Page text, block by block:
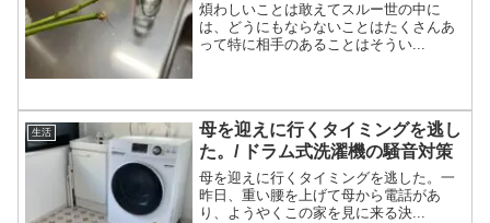
煩わしいことは敢えてスルー世の中に
は、どうにもならないことはたくさんあ
って特に相手のあることはそうい...
生活
母を迎えに行くタイミングを逃し
た。/ ドラム式洗濯機の騒音対策
母を迎えに行くタイミングを逃した。一
昨日、重い腰を上げて母から電話があ
り、ようやくこの家を見に来る決...